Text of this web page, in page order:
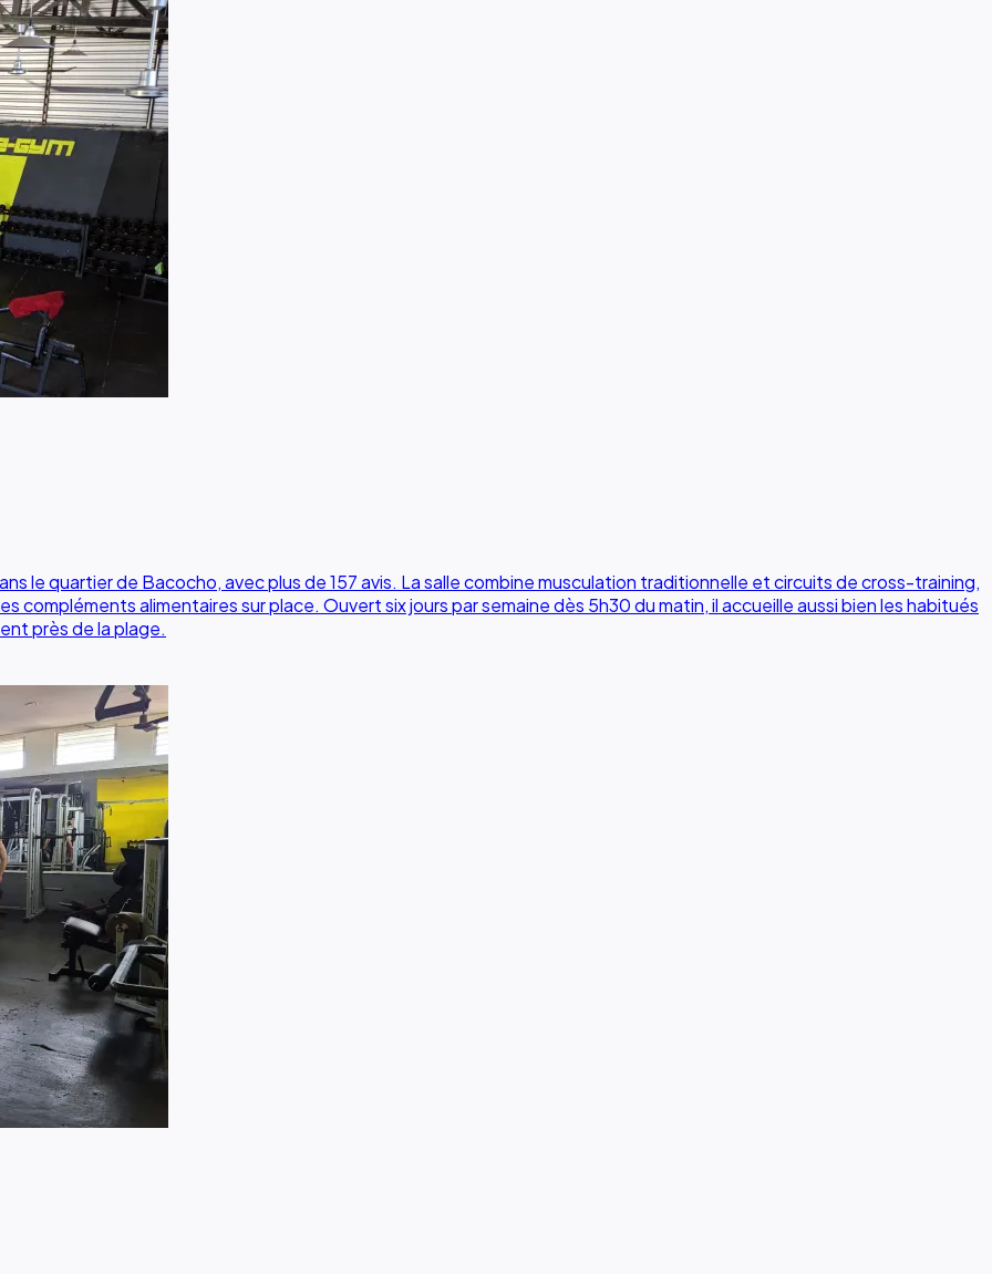
le quartier de Bacocho, avec plus de 157 avis. La salle combine musculation traditionnelle et circuits de cross-training,
alimentaires sur place. Ouvert six jours par semaine dès 5h30 du matin, il accueille aussi bien les habitués
près de la plage.